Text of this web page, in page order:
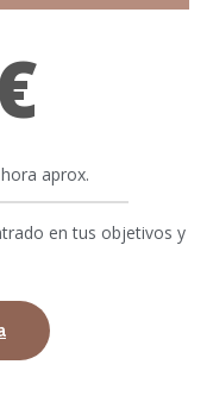
aprox.
en tus objetivos y